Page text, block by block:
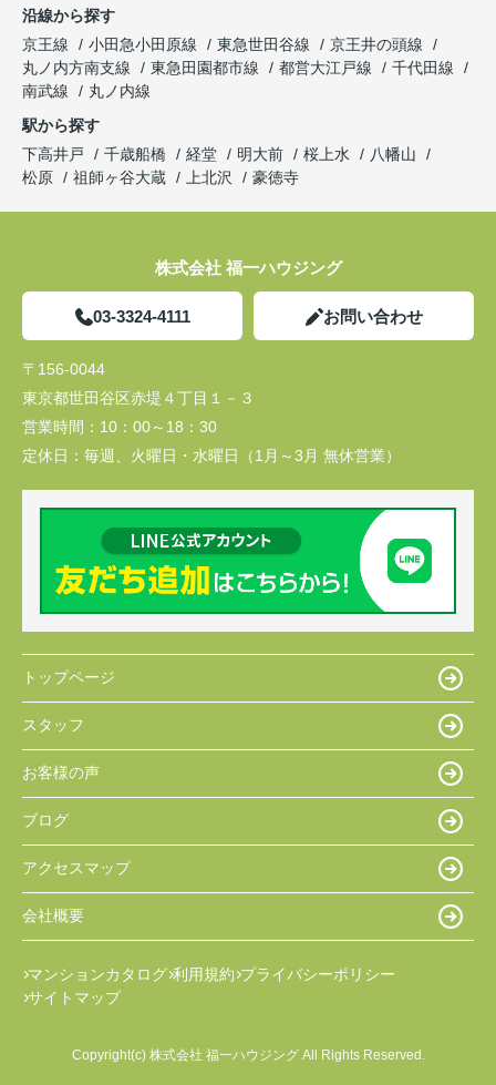
沿線から探す
京王線
小田急小田原線 東急世田谷線
京王井の頭線
丸ノ内方南支線
東急田園都市線 都営大江戸線
千代田線
南武線
丸ノ内線
駅から探す
下高井戸
千歳船橋 経堂 明大前 桜上水
八幡山
松原
祖師ヶ谷大蔵 上北沢 豪徳寺
株式会社 福一ハウジング
03-3324-4111 お問い合わせ
〒156-0044
東京都世田谷区赤堤４丁目１－３
営業時間： 10：00～18：30
定休日： 毎週、火曜日・水曜日（1月～3月 無休営業）
トップページ
スタッフ
お客様の声
ブログ
アクセスマップ
会社概要
マンションカタログ 利用規約 プライバシーポリシー
サイトマップ
Copyright(c) 株式会社 福一ハウジング All Rights Reserved.